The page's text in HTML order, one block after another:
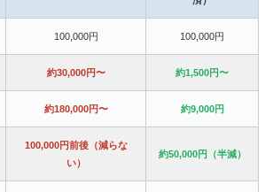
100,000円 100,000円
約30,000円〜 約1,500円〜
約180,000円〜 約9,000円
100,000円前後（減らな
い）
約50,000円（半減）